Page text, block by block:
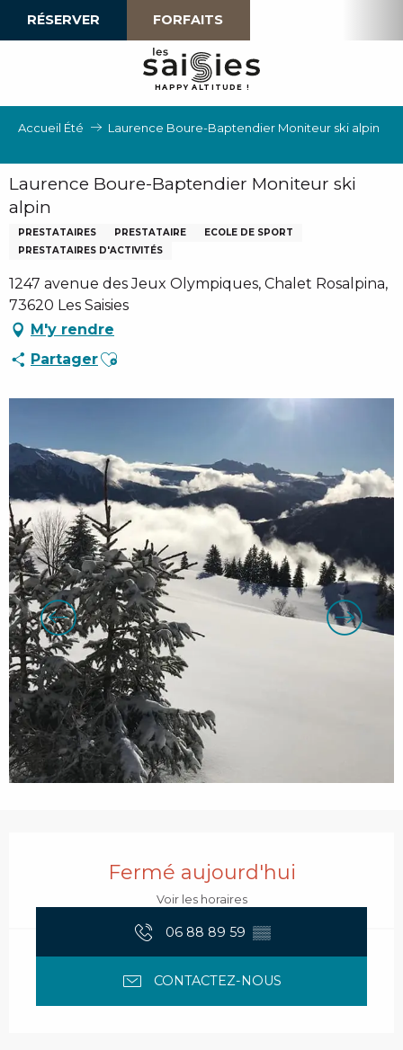
RÉSERVER FORFAITS
HAPPY ALTI TU D E !
Accueil Été Laurence Boure-Baptendier Moniteur ski alpin
Laurence Boure-Baptendier Moniteur ski
alpin
PRESTATAIRES PRESTATAIRE
ECOLE DE SPORT
PRESTATAIRES D'ACTIVITÉS
1247 avenue des Jeux Olympiques, Chalet Rosalpina,
73620 Les Saisies
M'y rendre
PartagerAjouter aux favoris
Fermé aujourd'hui
Voir les horaires
06 88 89 59 ▒▒
CONTACTEZ-NOUS